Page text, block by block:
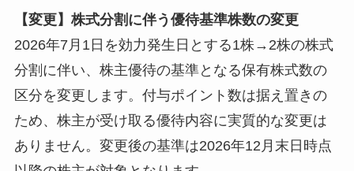
【変更】株式分割に伴う優待基準株数の変更
2026年7月1日を効力発生日とする1株→2株の株式
分割に伴い、株主優待の基準となる保有株式数の
区分を変更します。付与ポイント数は据え置きの
ため、株主が受け取る優待内容に実質的な変更は
ありません。変更後の基準は2026年12月末日時点